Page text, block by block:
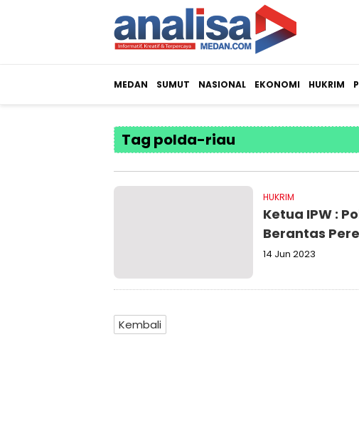
MEDAN SUMUT NASIONAL EKONOMI HUKRIM
Tag polda-riau
HUKRIM
Ketua IPW :
Berantas
14 Jun 2023
Kembali